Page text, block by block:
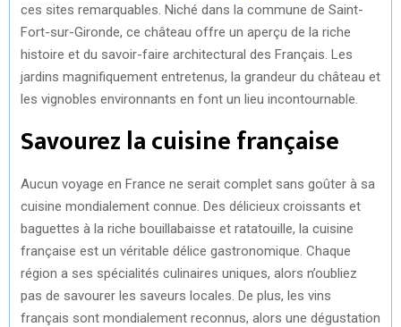
ces sites remarquables. Niché dans la commune de Saint-
Fort-sur-Gironde, ce château offre un aperçu de la riche
histoire et du savoir-faire architectural des Français. Les
jardins magnifiquement entretenus, la grandeur du château et
les vignobles environnants en font un lieu incontournable.
Savourez la cuisine française
Aucun voyage en France ne serait complet sans goûter à sa
cuisine mondialement connue. Des délicieux croissants et
baguettes à la riche bouillabaisse et ratatouille, la cuisine
française est un véritable délice gastronomique. Chaque
région a ses spécialités culinaires uniques, alors n’oubliez
pas de savourer les saveurs locales. De plus, les vins
français sont mondialement reconnus, alors une dégustation